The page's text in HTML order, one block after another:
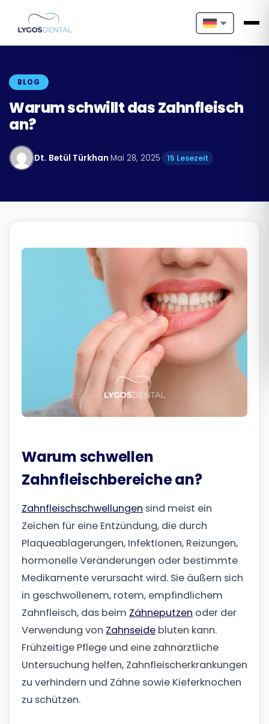
Nederlands
Français
Português
Български
Română
Русский
BLOG
Warum schwillt das Zahnfleisch
an?
Dt. Betül Türkhan·Mai 28, 2025· 15 Lesezeit
Warum schwellen
Zahnfleischbereiche an?
Zahnfleischschwellungen sind meist ein
Zeichen für eine Entzündung, die durch
Plaqueablagerungen, Infektionen, Reizungen,
hormonelle Veränderungen oder bestimmte
Medikamente verursacht wird. Sie äußern sich
in geschwollenem, rotem, empfindlichem
Zahnfleisch, das beim Zähneputzen oder der
Verwendung von Zahnseide bluten kann.
Frühzeitige Pflege und eine zahnärztliche
Untersuchung helfen, Zahnfleischerkrankungen
zu verhindern und Zähne sowie Kieferknochen
zu schützen.